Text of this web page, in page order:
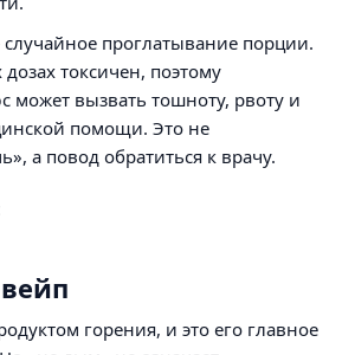
проглатывание порции.
токсичен, поэтому
может вызвать тошноту, рвоту и
помощи. Это не
а повод обратиться к врачу.
горения, и это его главное